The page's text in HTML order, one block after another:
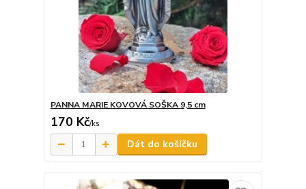
PANNA MARIE KOVOVÁ SOŠKA 9,5 cm
170 Kč/ks
Dát do košíčku